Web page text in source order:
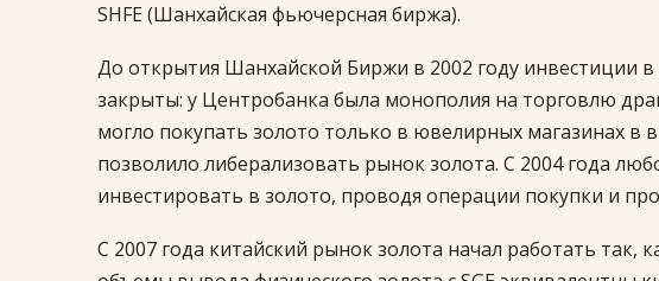
SHFE (Шанхайская фьючерсная биржа).
До открытия Шанхайской Биржи в 2002 году инвестиции
закрыты: у Центробанка была монополия на торговлю
могло покупать золото только в ювелирных магазинах в
позволило либерализовать рынок золота. С 2004 года
инвестировать в золото, проводя операции покупки и
С 2007 года китайский рынок золота начал работать так,